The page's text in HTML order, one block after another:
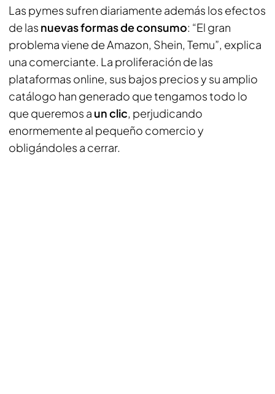
Las pymes sufren diariamente además los efectos
de las nuevas formas de consumo: “El gran
problema viene de Amazon, Shein, Temu”, explica
una comerciante. La proliferación de las
plataformas online, sus bajos precios y su amplio
catálogo han generado que tengamos todo lo
que queremos a un clic, perjudicando
enormemente al pequeño comercio y
obligándoles a cerrar.